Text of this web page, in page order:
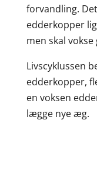
forvandling.
edderkopper
men skal
Livscyklussen
edderkopper,
en voksen
lægge nye æg.